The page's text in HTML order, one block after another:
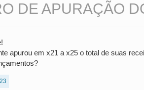
DE APURAÇÃO
apurou em x21 a x25 o total de suas